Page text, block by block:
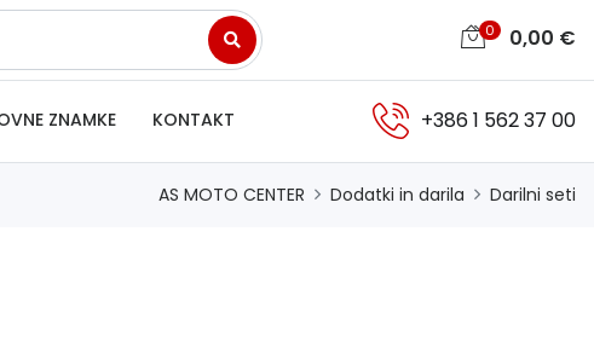
0 0,00 €
ZNAMKE KONTAKT +386 1 562 37 00
AS MOTO CENTER Dodatki in darila Darilni seti